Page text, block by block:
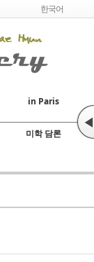
한국어
in Paris
미학 담론
◀